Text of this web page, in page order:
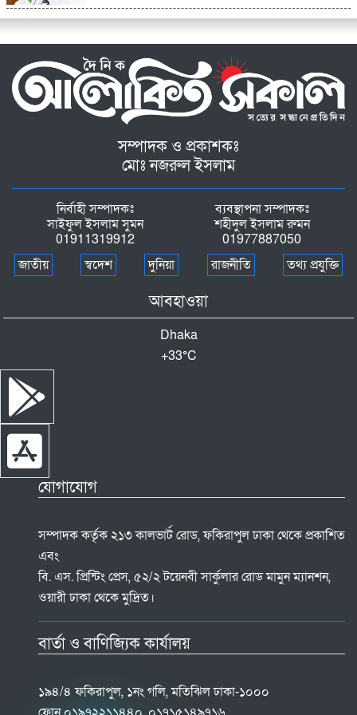
সম্পাদক ও প্রকাশকঃ
মোঃ নজরুল ইসলাম
নির্বাহী সম্পাদকঃ
সাইফুল ইসলাম সুমন
01911319912
ব্যবস্থাপনা সম্পাদকঃ
শহীদুল ইসলাম রুমন
01977887050
জাতীয়
স্বদেশ দুনিয়া রাজনীতি তথ্য প্রযুক্তি
আবহাওয়া
Dhaka
+33°C
যোগাযোগ
সম্পাদক কর্তৃক ২১৩ কালভার্ট রোড, ফকিরাপুল ঢাকা থেকে প্রকাশিত
এবং
বি. এস. প্রিন্টিং প্রেস, ৫২/২ টয়েনবী সার্কুলার রোড মামুন ম্যানশন,
ওয়ারী ঢাকা থেকে মুদ্রিত।
বার্তা ও বাণিজ্যিক কার্যালয়
১৯৪/৪ ফকিরাপুল, ১নং গলি, মতিঝিল ঢাকা-১০০০